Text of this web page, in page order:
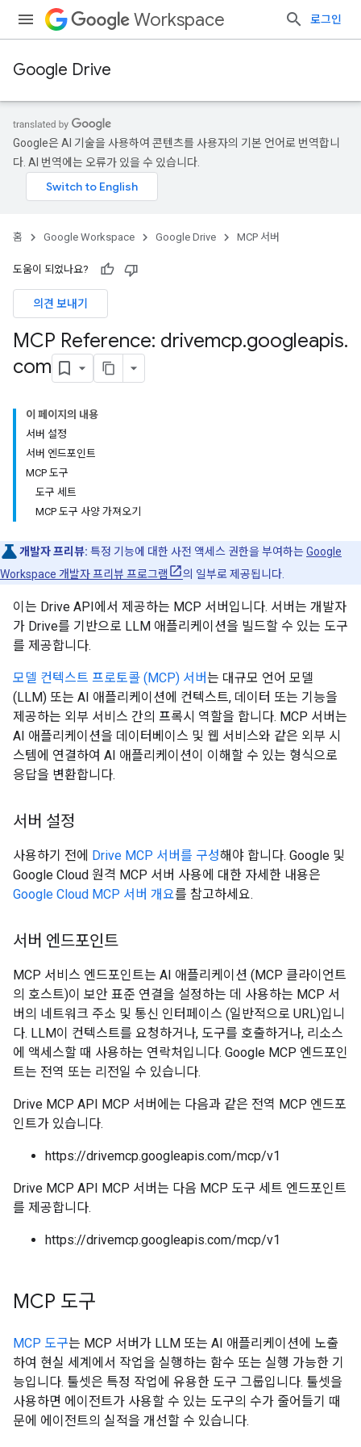
Workspace 로그인
Google Drive
Google은 AI 기술을 사용하여 콘텐츠를 사용자의 기본 언어로 번역합니
다. AI 번역에는 오류가 있을 수 있습니다.
홈 Google Workspace Google Drive MCP 서버
도움이 되었나요?
의견 보내기
MCP Reference: drivemcp.googleapis.
com
이 페이지의 내용
서버 설정
서버 엔드포인트
MCP 도구
도구 세트
MCP 도구 사양 가져오기
개발자 프리뷰: 특정 기능에 대한 사전 액세스 권한을 부여하는Google
Workspace 개발자 프리뷰 프로그램
의 일부로 제공됩니다.
이는 Drive API에서 제공하는 MCP 서버입니다. 서버는 개발자
가 Drive를 기반으로 LLM 애플리케이션을 빌드할 수 있는 도구
를 제공합니다.
모델 컨텍스트 프로토콜 (MCP) 서버는 대규모 언어 모델
(LLM) 또는 AI 애플리케이션에 컨텍스트, 데이터 또는 기능을
제공하는 외부 서비스 간의 프록시 역할을 합니다. MCP 서버는
AI 애플리케이션을 데이터베이스 및 웹 서비스와 같은 외부 시
스템에 연결하여 AI 애플리케이션이 이해할 수 있는 형식으로
응답을 변환합니다.
서버 설정
사용하기 전에 Drive MCP 서버를 구성해야 합니다. Google 및
Google Cloud 원격 MCP 서버 사용에 대한 자세한 내용은
Google Cloud MCP 서버 개요를 참고하세요.
서버 엔드포인트
MCP 서비스 엔드포인트는 AI 애플리케이션 (MCP 클라이언트
의 호스트)이 보안 표준 연결을 설정하는 데 사용하는 MCP 서
버의 네트워크 주소 및 통신 인터페이스 (일반적으로 URL)입니
다. LLM이 컨텍스트를 요청하거나, 도구를 호출하거나, 리소스
에 액세스할 때 사용하는 연락처입니다. Google MCP 엔드포인
트는 전역 또는 리전일 수 있습니다.
Drive MCP API MCP 서버에는 다음과 같은 전역 MCP 엔드포
인트가 있습니다.
https://drivemcp.googleapis.com/mcp/v1
Drive MCP API MCP 서버는 다음 MCP 도구 세트 엔드포인트
를 제공합니다.
https://drivemcp.googleapis.com/mcp/v1
MCP 도구
MCP 도구는 MCP 서버가 LLM 또는 AI 애플리케이션에 노출
하여 현실 세계에서 작업을 실행하는 함수 또는 실행 가능한 기
능입니다. 툴셋은 특정 작업에 유용한 도구 그룹입니다. 툴셋을
사용하면 에이전트가 사용할 수 있는 도구의 수가 줄어들기 때
문에 에이전트의 실적을 개선할 수 있습니다.